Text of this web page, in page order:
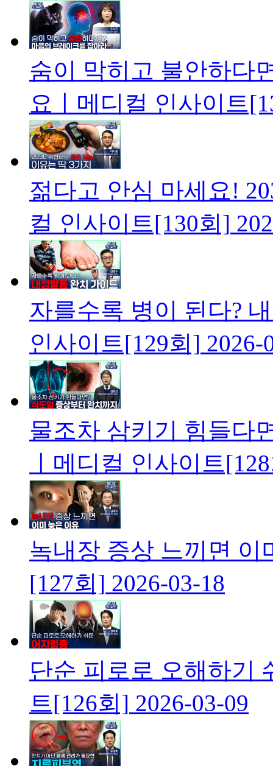
숨이 막히고 불안하다
요ㅣ메디컬 인사이트
젊다고 안심 마세요!
컬 인사이트[130회]
자를수록 병이 된다?
인사이트[129회] 2026-
물조차 삼키기 힘들다
ㅣ메디컬 인사이트
녹내장 증상 느끼면 이
[127회] 2026-03-18
단순 피로로 오해하기
트[126회] 2026-03-09